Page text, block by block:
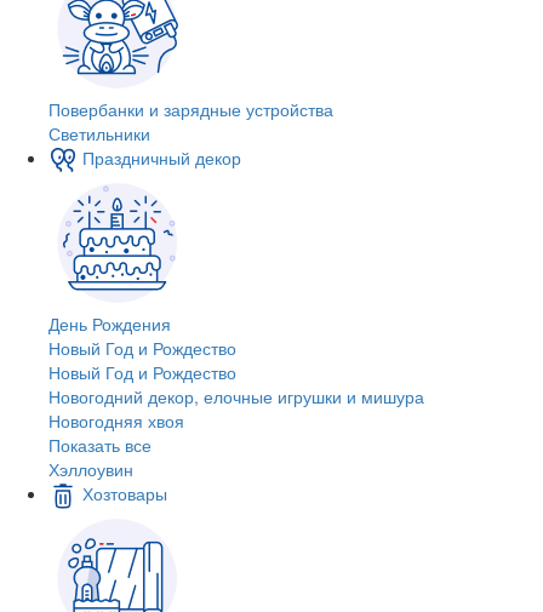
Повербанки и зарядные устройства
Светильники
Праздничный декор
День Рождения
Новый Год и Рождество
Новый Год и Рождество
Новогодний декор, елочные игрушки и мишура
Новогодняя хвоя
Показать все
Хэллоувин
Хозтовары